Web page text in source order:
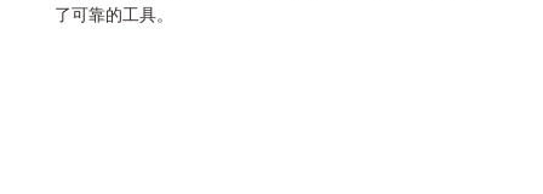
了可靠的工具。